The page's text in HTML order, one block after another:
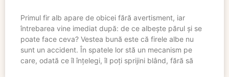
Primul fir alb apare de obicei fără avertisment, iar
întrebarea vine imediat după: de ce albește părul și se
poate face ceva? Vestea bună este că firele albe nu
sunt un accident. În spatele lor stă un mecanism pe
care, odată ce îl înțelegi, îl poți sprijini blând, fără să